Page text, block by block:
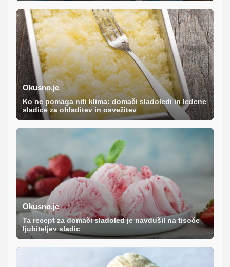
Okusno.je
Ko ne pomaga niti klima: domači sladoledi in ledene
sladice za ohladitev in osvežitev
Okusno.je
Ta recept za domači sladoled je navdušil na tisoče
ljubiteljev sladic